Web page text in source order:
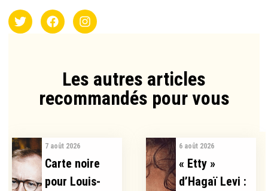
Les autres articles
recommandés pour vous​
7 août 2026
Carte noire
pour Louis-
6 août 2026
« Etty »
d’Hagaï Levi :